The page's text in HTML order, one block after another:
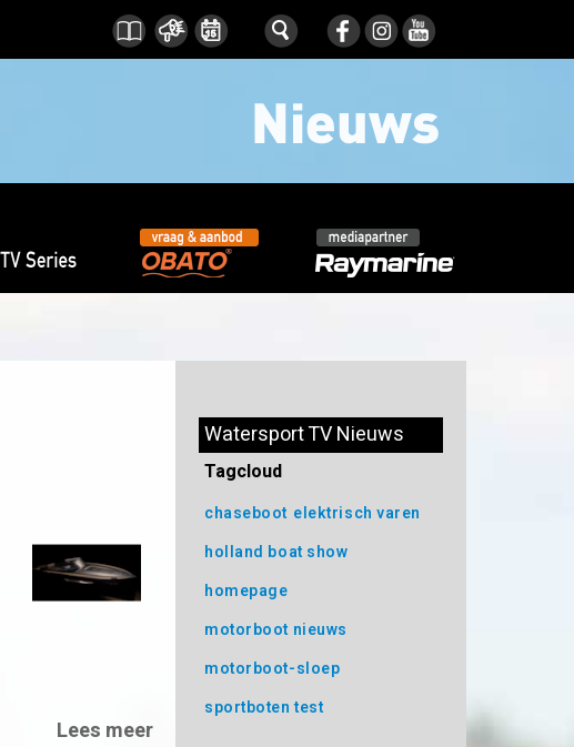
Lees meer
Watersport TV Nieuws
Tagcloud
chaseboot elektrisch varen
holland boat show
homepage
motorboot nieuws
motorboot-sloep
sportboten test